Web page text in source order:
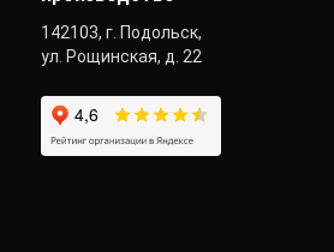
142103, г. Подольск,
ул. Рощинская, д. 22